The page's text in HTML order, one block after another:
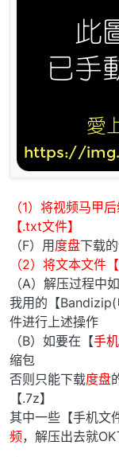
（1）将视频马甲
【.txt文件】
（F）用度盘下载
（2）将文本文件
（A）解压过程中
我用的【
件进行上述操作
（B）如要在【手
缩包
否则只能下载度盘
【.7z】
其中一些【手机文
频，解压出去就OK